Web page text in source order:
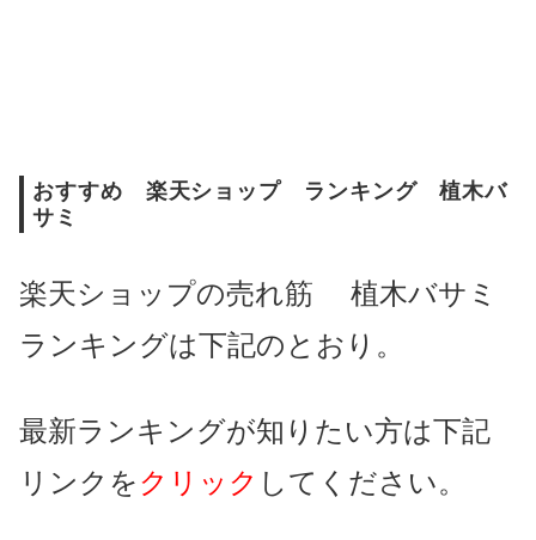
おすすめ 楽天ショップ ランキング 植木バ
サミ
楽天ショップの売れ筋 植木バサミ
ランキングは下記のとおり。
最新ランキングが知りたい方は下記
リンクをクリック してください。